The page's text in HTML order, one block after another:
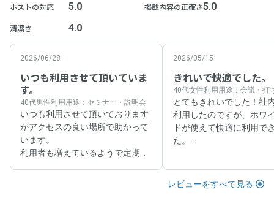
ホストの対応 5.0
清潔さ 4.0
掲載内容の正確さ5.0
2026/06/28
いつも利用させて頂いていま
す。
40代男性利用用途：セミナー・説明会
いつも利用させて頂いております
がアクセスの良い場所で助かって
います。
利用者も増えているようで定期で
2026/05/15
きれいで快適でした。
40代女性利用用途：会議・打
とてもきれいでした！社
利用したのですが、ホワ
ドが使えて快適に利用で
た。
またこの人数で必要な際
用したいと思います。
レビューをすべて見る